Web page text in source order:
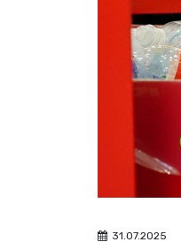
31.07.2025